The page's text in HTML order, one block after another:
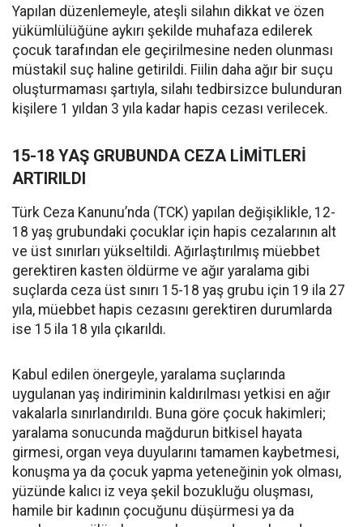
Yapılan düzenlemeyle, ateşli silahın dikkat ve özen
yükümlülüğüne aykırı şekilde muhafaza edilerek
çocuk tarafından ele geçirilmesine neden olunması
müstakil suç haline getirildi. Fiilin daha ağır bir suçu
oluşturmaması şartıyla, silahı tedbirsizce bulunduran
kişilere 1 yıldan 3 yıla kadar hapis cezası verilecek.
15-18 YAŞ GRUBUNDA CEZA LİMİTLERİ
ARTIRILDI
Türk Ceza Kanunu’nda (TCK) yapılan değişiklikle, 12-
18 yaş grubundaki çocuklar için hapis cezalarının alt
ve üst sınırları yükseltildi. Ağırlaştırılmış müebbet
gerektiren kasten öldürme ve ağır yaralama gibi
suçlarda ceza üst sınırı 15-18 yaş grubu için 19 ila 27
yıla, müebbet hapis cezasını gerektiren durumlarda
ise 15 ila 18 yıla çıkarıldı.
Kabul edilen önergeyle, yaralama suçlarında
uygulanan yaş indiriminin kaldırılması yetkisi en ağır
vakalarla sınırlandırıldı. Buna göre çocuk hakimleri;
yaralama sonucunda mağdurun bitkisel hayata
girmesi, organ veya duyularını tamamen kaybetmesi,
konuşma ya da çocuk yapma yeteneğinin yok olması,
yüzünde kalıcı iz veya şekil bozukluğu oluşması,
hamile bir kadının çocuğunu düşürmesi ya da